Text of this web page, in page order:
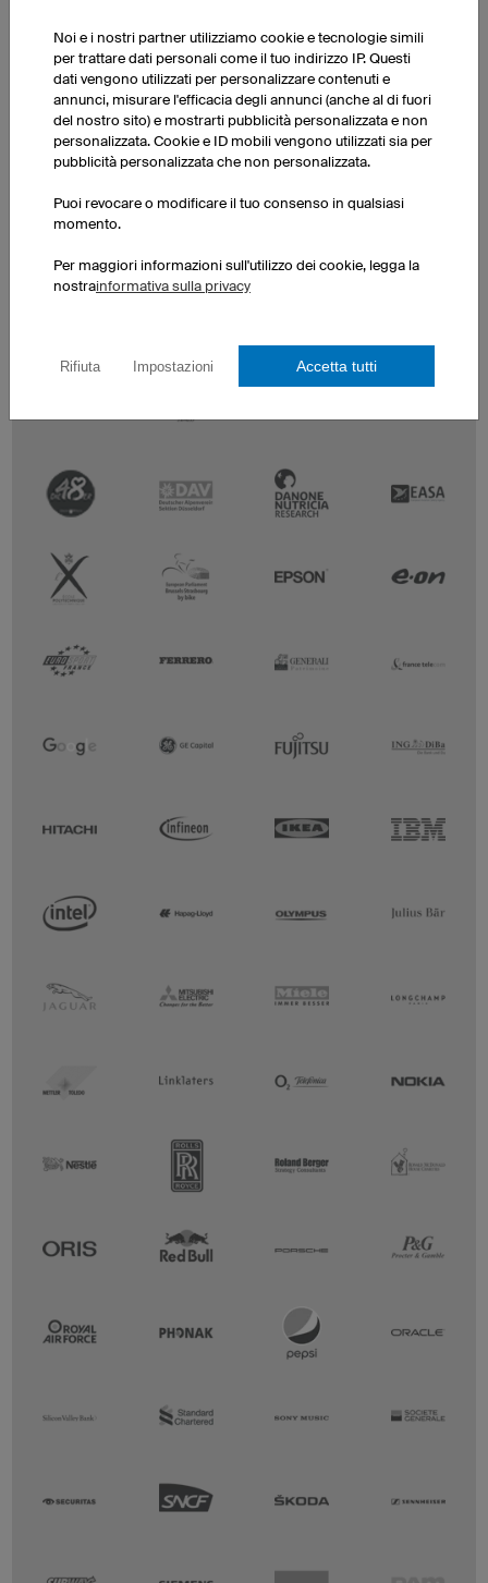
Noi e i nostri partner utilizziamo cookie e tecnologie simili
per trattare dati personali come il tuo indirizzo IP. Questi
dati vengono utilizzati per personalizzare contenuti e
annunci, misurare l'efficacia degli annunci (anche al di fuori
del nostro sito) e mostrarti pubblicità personalizzata e non
personalizzata. Cookie e ID mobili vengono utilizzati sia per
pubblicità personalizzata che non personalizzata.
Puoi revocare o modificare il tuo consenso in qualsiasi
momento.
Per maggiori informazioni sull'utilizzo dei cookie, legga la
nostrainformativa sulla privacy
Rifiuta Impostazioni Accetta tutti